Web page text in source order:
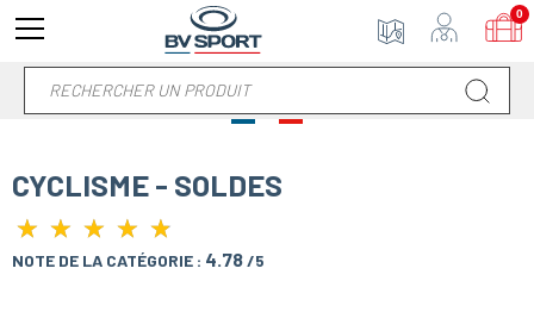
CYCLISME - SOLDES
★ ★ ★ ★ ★
★ ★ ★ ★ ★
NOTE DE LA CATÉGORIE : 4.78/5
0